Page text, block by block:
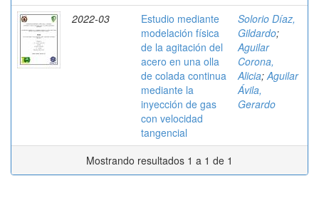
2022-03
Estudio mediante
modelación física
de la agitación del
acero en una olla
de colada continua
mediante la
inyección de gas
con velocidad
tangencial
Solorio Díaz,
Gildardo;
Aguilar
Corona,
Alicia;Aguilar
Ávila,
Gerardo
Mostrando resultados 1 a 1 de 1